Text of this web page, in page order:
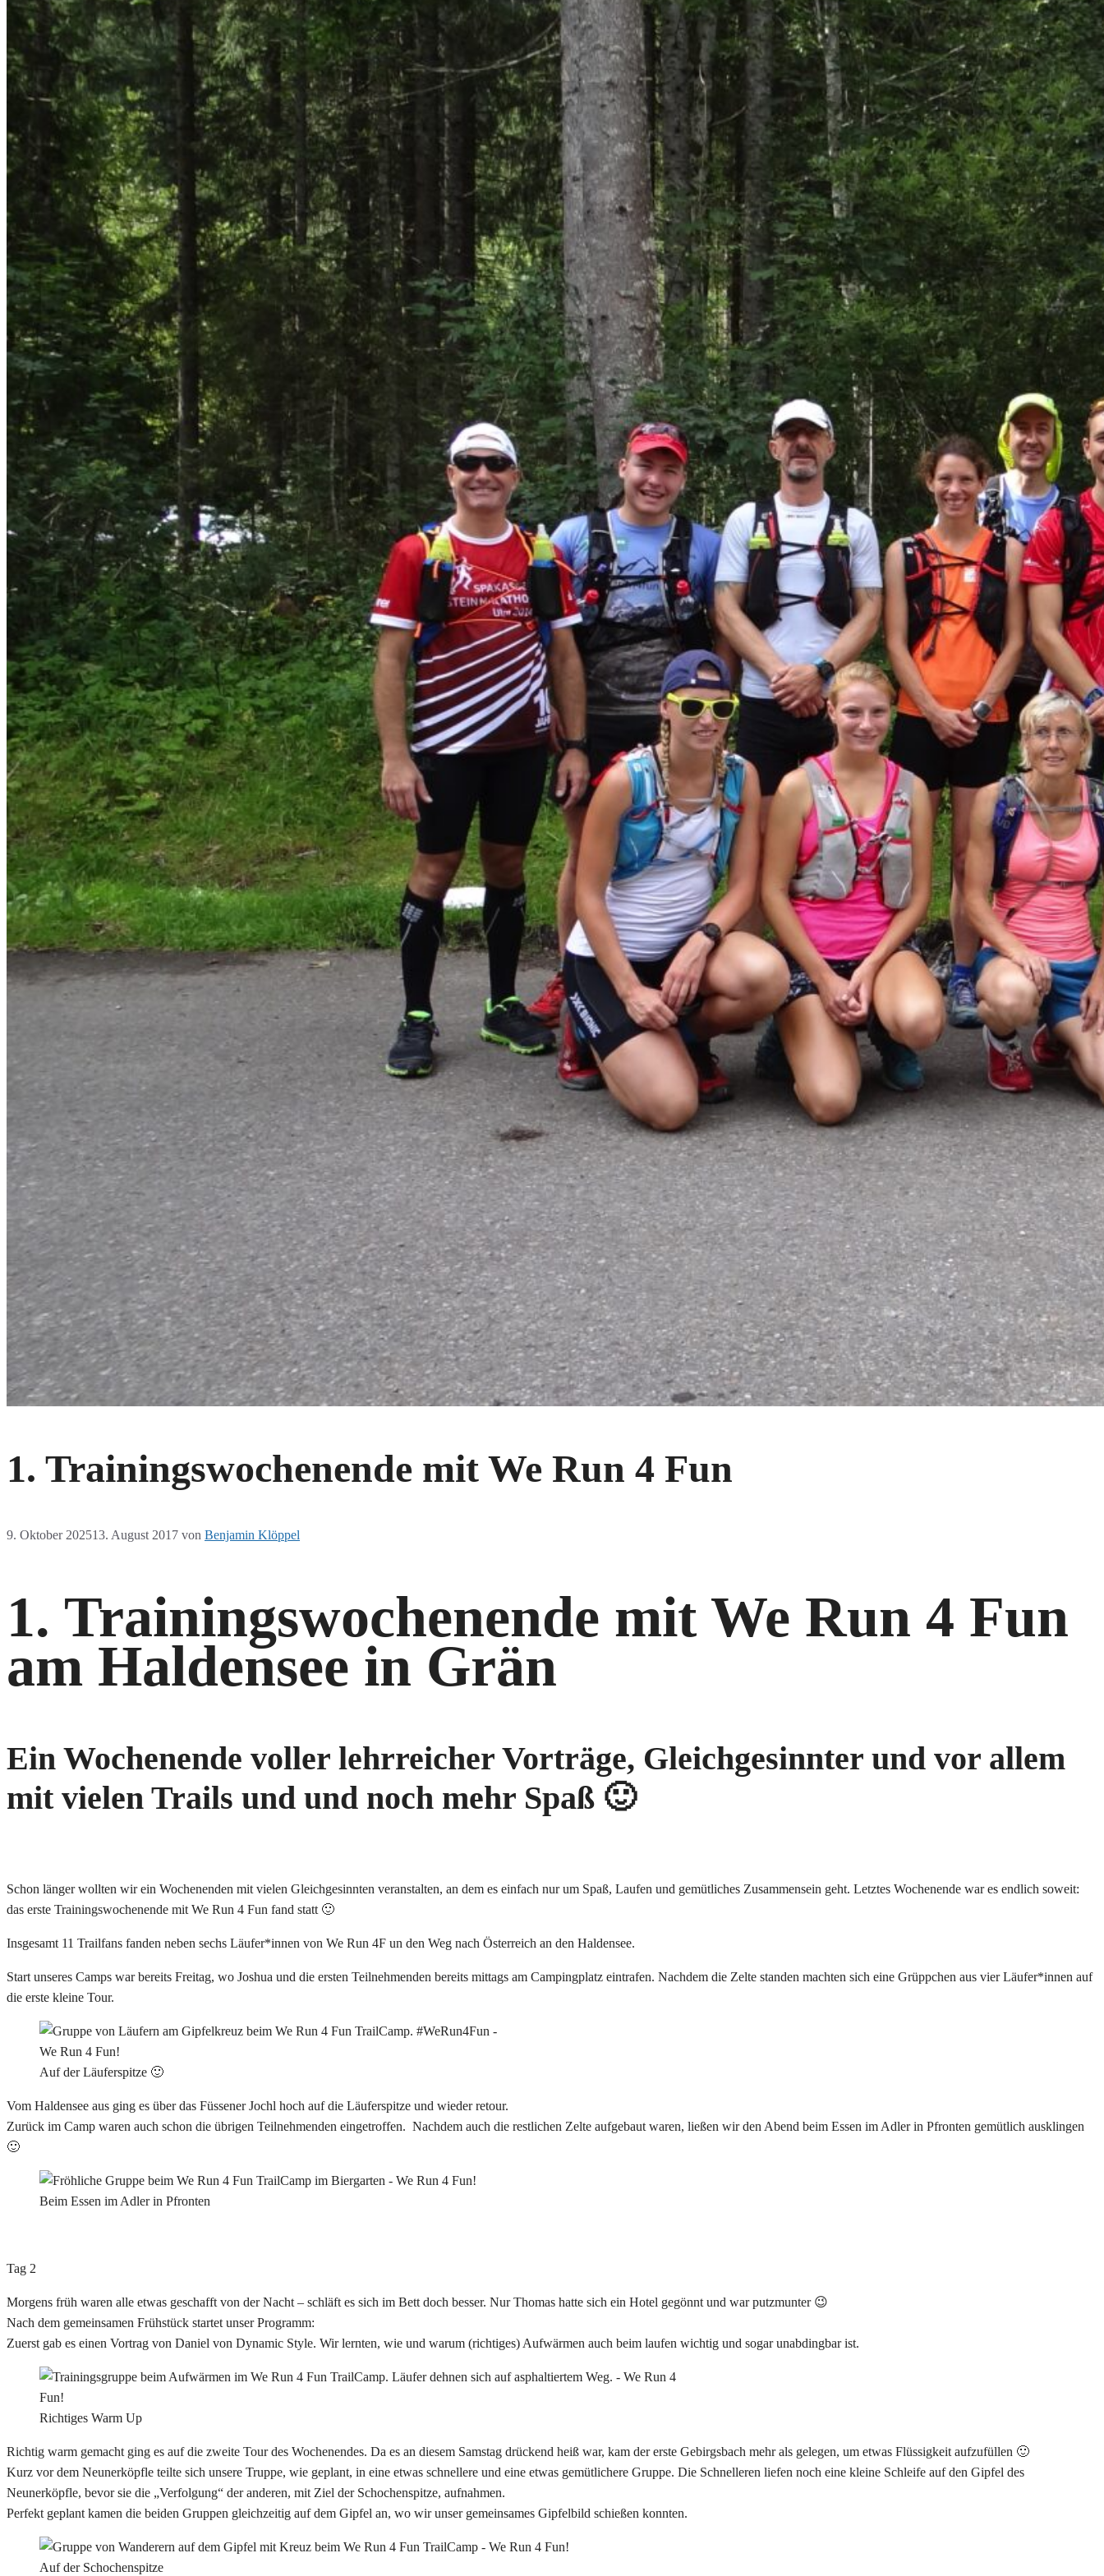
1. Trainingswochenende mit We Run 4 Fun
9. Oktober 202513. August 2017 von Benjamin Klöppel
1. Trainingswochenende mit We Run 4 Fun
am Haldensee in Grän
Ein Wochenende voller lehrreicher Vorträge, Gleichgesinnter und vor allem
mit vielen Trails und und noch mehr Spaß 🙂
Schon länger wollten wir ein Wochenenden mit vielen Gleichgesinnten veranstalten, an dem es einfach nur um Spaß, Laufen und gemütliches Zusammensein geht. Letztes Wochenende war es endlich soweit:
das erste Trainingswochenende mit We Run 4 Fun fand statt 🙂
Insgesamt 11 Trailfans fanden neben sechs Läufer*innen von We Run 4F un den Weg nach Österreich an den Haldensee.
Start unseres Camps war bereits Freitag, wo Joshua und die ersten Teilnehmenden bereits mittags am Campingplatz eintrafen. Nachdem die Zelte standen machten sich eine Grüppchen aus vier Läufer*innen auf
die erste kleine Tour.
Auf der Läuferspitze 🙂
Vom Haldensee aus ging es über das Füssener Jochl hoch auf die Läuferspitze und wieder retour.
Zurück im Camp waren auch schon die übrigen Teilnehmenden eingetroffen. Nachdem auch die restlichen Zelte aufgebaut waren, ließen wir den Abend beim Essen im Adler in Pfronten gemütlich ausklingen
🙂
Beim Essen im Adler in Pfronten
Tag 2
Morgens früh waren alle etwas geschafft von der Nacht – schläft es sich im Bett doch besser. Nur Thomas hatte sich ein Hotel gegönnt und war putzmunter 😉
Nach dem gemeinsamen Frühstück startet unser Programm:
Zuerst gab es einen Vortrag von Daniel von Dynamic Style. Wir lernten, wie und warum (richtiges) Aufwärmen auch beim laufen wichtig und sogar unabdingbar ist.
Richtiges Warm Up
Richtig warm gemacht ging es auf die zweite Tour des Wochenendes. Da es an diesem Samstag drückend heiß war, kam der erste Gebirgsbach mehr als gelegen, um etwas Flüssigkeit aufzufüllen 🙂
Kurz vor dem Neunerköpfle teilte sich unsere Truppe, wie geplant, in eine etwas schnellere und eine etwas gemütlichere Gruppe. Die Schnelleren liefen noch eine kleine Schleife auf den Gipfel des
Neunerköpfle, bevor sie die „Verfolgung“ der anderen, mit Ziel der Schochenspitze, aufnahmen.
Perfekt geplant kamen die beiden Gruppen gleichzeitig auf dem Gipfel an, wo wir unser gemeinsames Gipfelbild schießen konnten.
Auf der Schochenspitze